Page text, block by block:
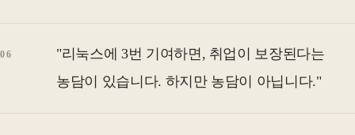
"리눅스에 3번 기여하면, 취업이 보장된다는
농담이 있습니다. 하지만 농담이 아닙니다."